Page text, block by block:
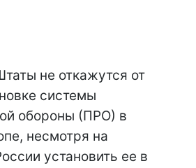
не откажутся от
системы
обороны (ПРО) в
несмотря на
установить ее в